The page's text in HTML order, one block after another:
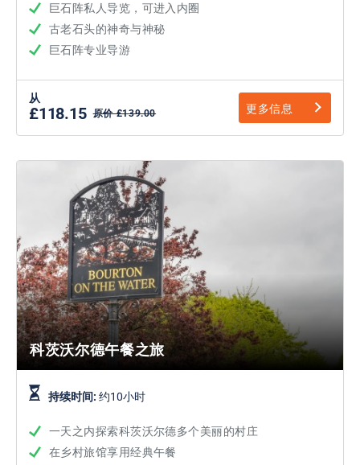
巨石阵私人导览，可进入内圈
古老石头的神奇与神秘
巨石阵专业导游
从
£118.15 原价 £139.00 更多信息
科茨沃尔德午餐之旅
持续时间: 约10小时
一天之内探索科茨沃尔德多个美丽的村庄
在乡村旅馆享用经典午餐